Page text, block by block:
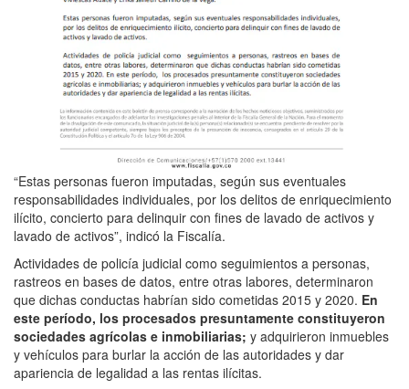
“Estas personas fueron imputadas, según sus eventuales
responsabilidades individuales, por los delitos de enriquecimiento
ilícito, concierto para delinquir con fines de lavado de activos y
lavado de activos”, indicó la Fiscalía.
Actividades de policía judicial como seguimientos a personas,
rastreos en bases de datos, entre otras labores, determinaron
que dichas conductas habrían sido cometidas 2015 y 2020. En
este período, los procesados presuntamente constituyeron
sociedades agrícolas e inmobiliarias; y adquirieron inmuebles
y vehículos para burlar la acción de las autoridades y dar
apariencia de legalidad a las rentas ilícitas.